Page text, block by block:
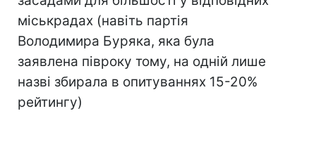
міськрадах (навіть партія
Володимира Буряка, яка була
заявлена півроку тому, на одній лише
назві збирала в опитуваннях 15-20%
рейтингу)